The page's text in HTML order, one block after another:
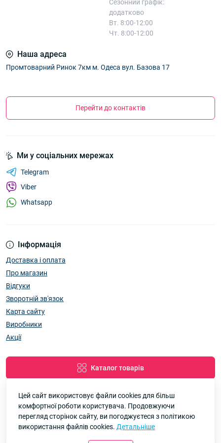
Сезонний графік:
додатково
Вт. 8:00-12:00
Чт. 8:00-12:00
Наша адреса
Промтоварний Ринок 7км м. Одеса вул. Базова 17
Перейти до контактів
Інформація
Доставка і оплата
Про магазин
Відгуки
Зворотній зв'язок
Карта сайту
Виробники
Акції
Каталог товарів
Ми у соціальних мережах
Telegram
Viber
Whatsapp
7км Одеса — Одяг і аксесуари оптом © 2026
Рейтинг
Цей сайт використовує файли cookies для більш
комфортної роботи користувача. Продовжуючи
перегляд сторінок сайту, ви погоджуєтеся з політикою
використання файлів cookies. Детальніше